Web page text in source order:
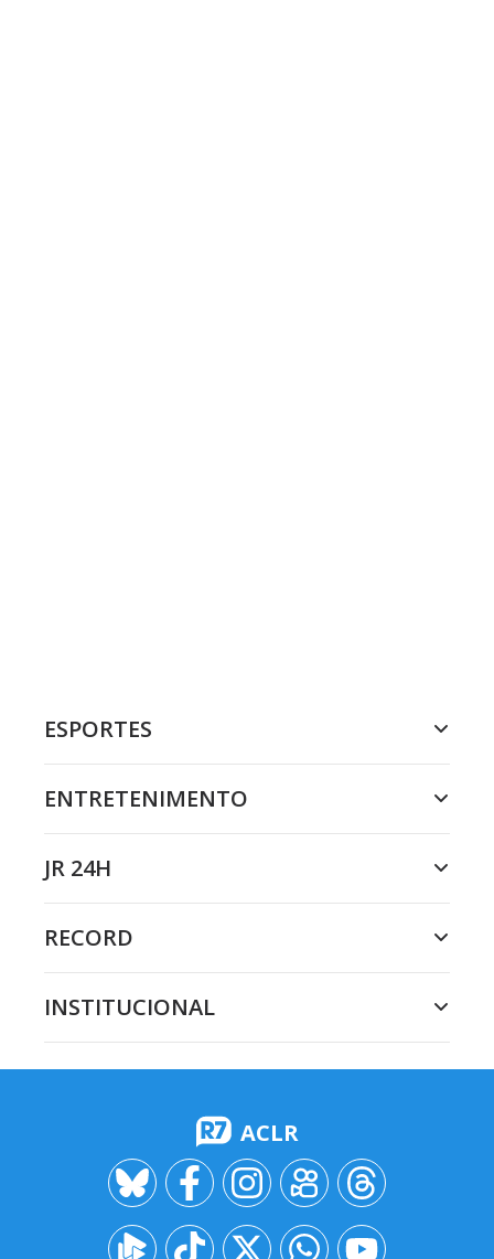
ESPORTES
ENTRETENIMENTO
JR 24H
RECORD
INSTITUCIONAL
ACLR